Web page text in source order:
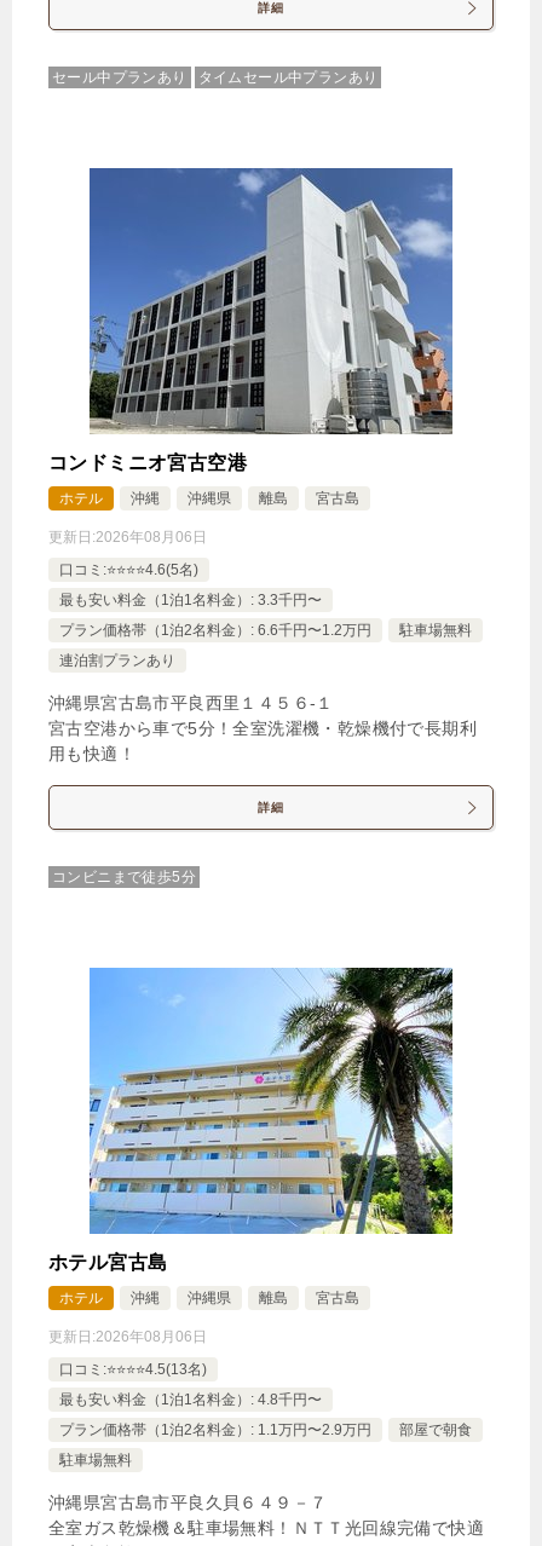
詳細
セール中プランあり タイムセール中プランあり
コンドミニオ宮古空港
ホテル 沖縄 沖縄県 離島 宮古島
更新日:2026年08月06日
口コミ:⭐️⭐️⭐️⭐️4.6(5名)
最も安い料金（1泊1名料金）: 3.3千円〜
プラン価格帯（1泊2名料金）: 6.6千円〜1.2万円
駐車場無料
連泊割プランあり
沖縄県宮古島市平良西里１４５６‐１
宮古空港から車で5分！全室洗濯機・乾燥機付で長期利
用も快適！
詳細
コンビニまで徒歩5分
ホテル宮古島
ホテル 沖縄 沖縄県 離島 宮古島
更新日:2026年08月06日
口コミ:⭐️⭐️⭐️⭐️4.5(13名)
最も安い料金（1泊1名料金）: 4.8千円〜
プラン価格帯（1泊2名料金）: 1.1万円〜2.9万円
部屋で朝食
駐車場無料
沖縄県宮古島市平良久貝６４９－７
全室ガス乾燥機＆駐車場無料！ＮＴＴ光回線完備で快適